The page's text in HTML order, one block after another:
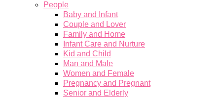
People
Baby and Infant
Couple and Lover
Family and Home
Infant Care and Nurture
Kid and Child
Man and Male
Women and Female
Pregnancy and Pregnant
Senior and Elderly